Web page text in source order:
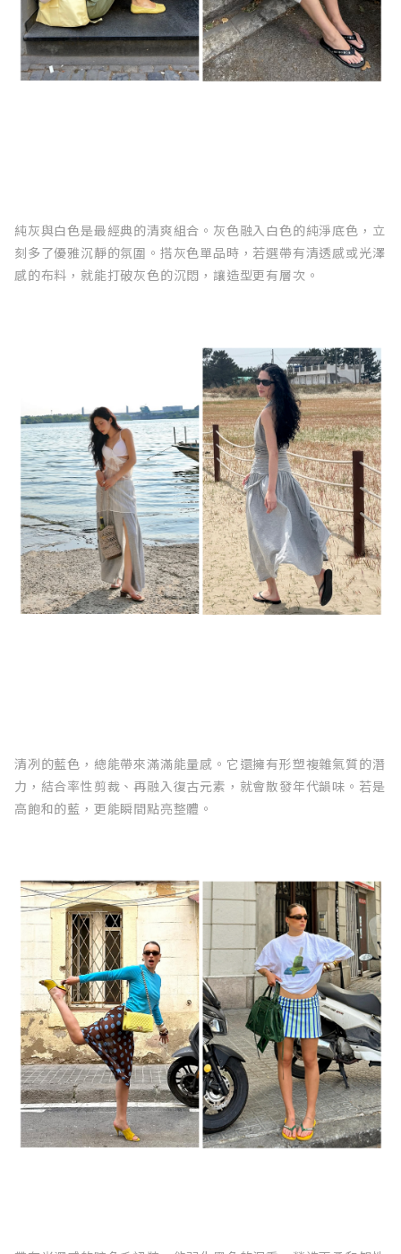
純灰與白色是最經典的清爽組合。灰色融入白色的純淨底色，立
刻多了優雅沉靜的氛圍。搭灰色單品時，若選帶有清透感或光澤
感的布料，就能打破灰色的沉悶，讓造型更有層次。
清冽的藍色，總能帶來滿滿能量感。它還擁有形塑複雜氣質的潛
力，結合率性剪裁、再融入復古元素，就會散發年代韻味。若是
高飽和的藍，更能瞬間點亮整體。